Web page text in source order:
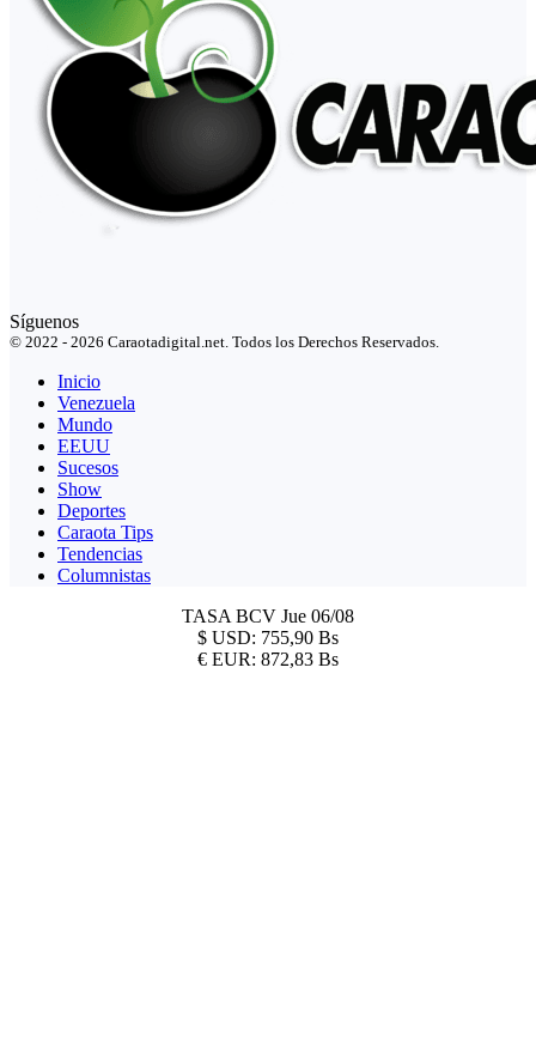
Síguenos
© 2022 - 2026 Caraotadigital.net. Todos los Derechos Reservados.
Inicio
Venezuela
Mundo
EEUU
Sucesos
Show
Deportes
Caraota Tips
Tendencias
Columnistas
TASA BCV Jue 06/08
$ USD: 755,90 Bs
€ EUR: 872,83 Bs